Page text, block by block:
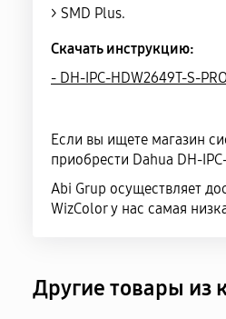
> SMD Plus.
Скачать инструкцию:
- DH-IPC-HDW2649T-S-
Если вы ищете магазин
приобрести Dahua DH-
Abi Grup осуществляет
WizColor у нас самая
Другие товары из